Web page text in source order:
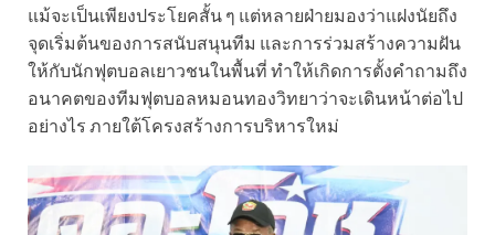
แม้จะเป็นเพียงประโยคสั้น ๆ แต่หลายฝ่ายมองว่าแฝงนัยถึง
จุดเริ่มต้นของการสนับสนุนทีม และการร่วมสร้างความฝัน
ให้กับนักฟุตบอลเยาวชนในพื้นที่ ทำให้เกิดการตั้งคำถามถึง
อนาคตของทีมฟุตบอลหมอนทองวิทยาว่าจะเดินหน้าต่อไป
อย่างไร ภายใต้โครงสร้างการบริหารใหม่